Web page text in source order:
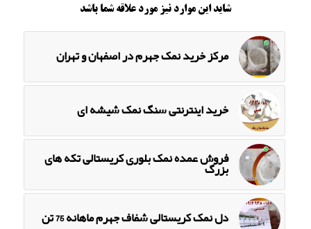
شاید این موارد نیز مورد علاقه شما باشد
مرکز خرید نمک جهرم در اصفهان و تهران
خرید اینترنتی سنگ نمک شیشه ای
فروش عمده نمک بلوری کریستالی تکه های
بزرگ
دل نمک کریستالی شفاف جهرم ماهانه 75 تن